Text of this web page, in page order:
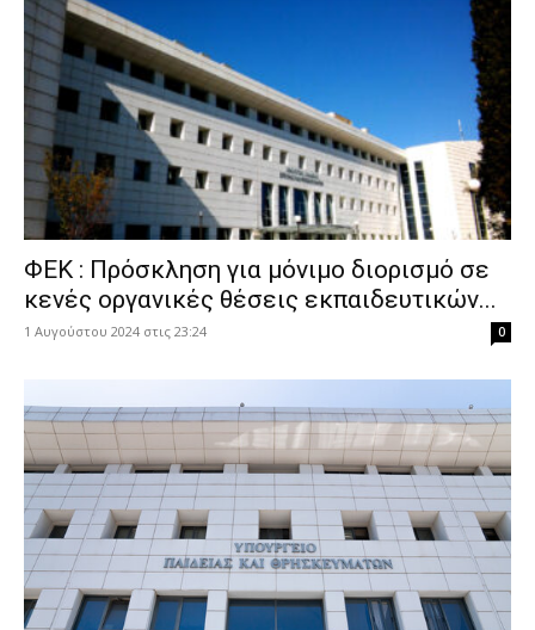
ΦΕΚ : Πρόσκληση για μόνιμο διορισμό σε
κενές οργανικές θέσεις εκπαιδευτικών...
1 Αυγούστου 2024 στις 23:24 0